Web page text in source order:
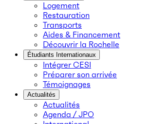
Logement
Restauration
Transports
Aides & Financement
Découvrir la Rochelle
Étudiants Internationaux
Intégrer CESI
Préparer son arrivée
Témoignages
Actualités
Actualités
Agenda / JPO